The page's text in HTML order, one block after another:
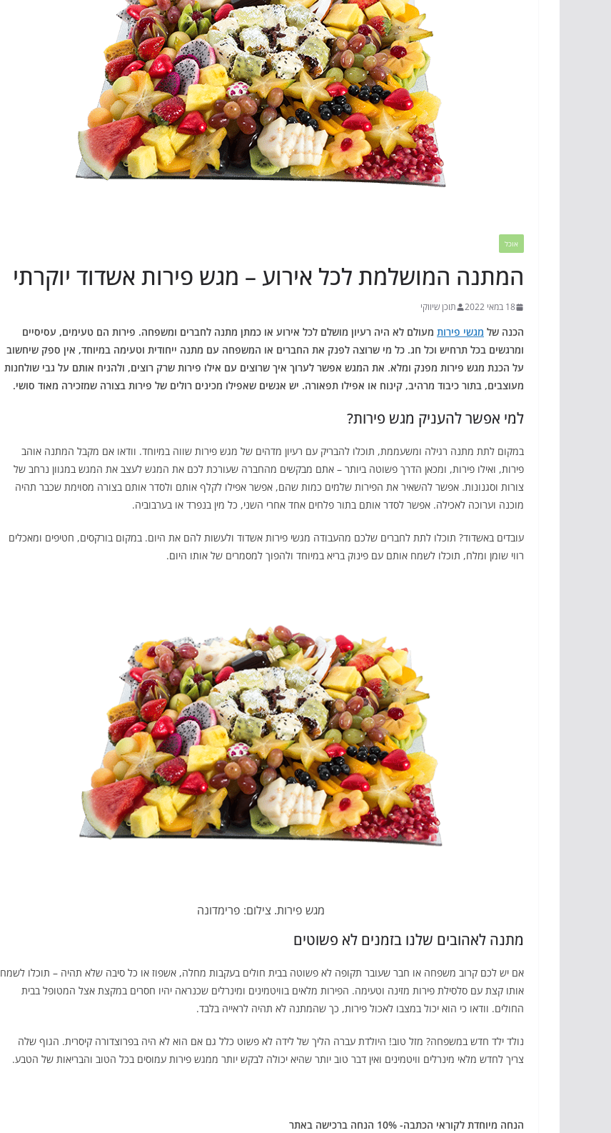
אוכל
המתנה המושלמת לכל אירוע – מגש פירות אשדוד יוקרתי
18 במאי 2022 תוכן שיווקי
הכנה של מגשי פירות מעולם לא היה רעיון מושלם לכל אירוע או כמתן מתנה לחברים ומשפחה. פירות הם טעימים, עסיסיים
ומרגשים בכל תרחיש וכל חג. כל מי שרוצה לפנק את החברים או המשפחה עם מתנה ייחודית וטעימה במיוחד, אין ספק שיחשוב
על הכנת מגש פירות מפנק ומלא. את המגש אפשר לערוך איך שרוצים עם אילו פירות שרק רוצים, ולהניח אותם על גבי שולחנות
מעוצבים, בתור כיבוד מרהיב, קינוח או אפילו תפאורה. יש אנשים שאפילו מכינים רולים של פירות בצורה שמזכירה מאוד סושי.
למי אפשר להעניק מגש פירות?
במקום לתת מתנה רגילה ומשעממת, תוכלו להבריק עם רעיון מדהים של מגש פירות שווה במיוחד. וודאו אם מקבל המתנה אוהב
פירות, ואילו פירות, ומכאן הדרך פשוטה ביותר – אתם מבקשים מהחברה שעורכת לכם את המגש לעצב את המגש במגוון נרחב של
צורות וסגנונות. אפשר להשאיר את הפירות שלמים כמות שהם, אפשר אפילו לקלף אותם ולסדר אותם בצורה מסוימת שכבר תהיה
מוכנה וערוכה לאכילה. אפשר לסדר אותם בתור פלחים אחד אחרי השני, כל מין בנפרד או בערבוביה.
עובדים באשדוד? תוכלו לתת לחברים שלכם מהעבודה מגשי פירות אשדוד ולעשות להם את היום. במקום בורקסים, חטיפים ומאכלים
רווי שומן ומלח, תוכלו לשמח אותם עם פינוק בריא במיוחד ולהפוך למסמרים של אותו היום.
מגש פירות. צילום: פרימדונה
מתנה לאהובים שלנו בזמנים לא פשוטים
אם יש לכם קרוב משפחה או חבר שעובר תקופה לא פשוטה בבית חולים בעקבות מחלה, אשפוז או כל סיבה שלא תהיה – תוכלו לשמח
אותו קצת עם סלסילת פירות מזינה וטעימה. הפירות מלאים בוויטמינים ומינרלים שכנראה יהיו חסרים במקצת אצל המטופל בבית
החולים. וודאו כי הוא יכול במצבו לאכול פירות, כך שהמתנה לא תהיה לראייה בלבד.
נולד ילד חדש במשפחה? מזל טוב! היולדת עברה הליך של לידה לא פשוט כלל גם אם הוא לא היה בפרוצדורה קיסרית. הגוף שלה
צריך לחדש מלאי מינרלים וויטמינים ואין דבר טוב יותר שהיא יכולה לבקש יותר ממגש פירות עמוסים בכל הטוב והבריאות של הטבע.
הנחה מיוחדת לקוראי הכתבה- 10% הנחה ברכישה באתר